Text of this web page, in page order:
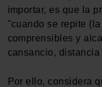
importar, es que la
"cuando se repite
comprensibles y
cansancio,
Por ello, considera